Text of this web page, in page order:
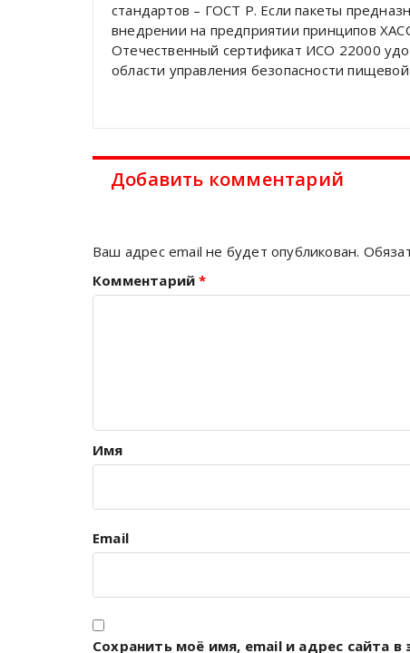
стандартов – ГОСТ Р. Если пакеты
внедрении на предприятии принципов
Отечественный сертификат ИСО 22000
области управления безопасности
Добавить комментарий
Ваш адрес email не будет опубликован.
Комментарий*
Имя
Email
Сохранить моё имя, email и адрес сайта